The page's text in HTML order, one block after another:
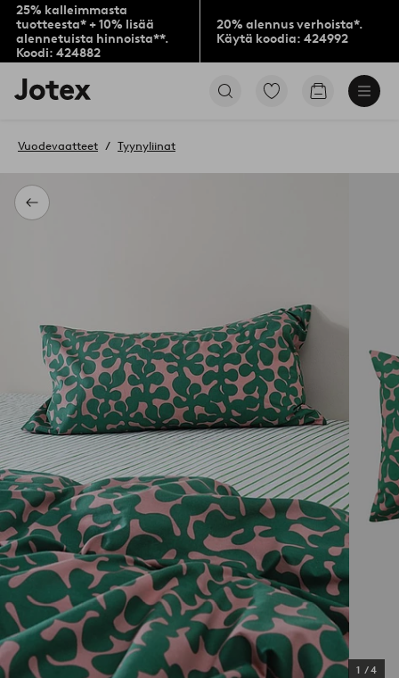
25% kalleimmasta
tuotteesta* + 10% lisää
alennetuista hinnoista**.
Koodi: 424882
20% alennus verhoista*.
Käytä koodia: 424992
Jotex-
logo
aloitussivulle
Siirry
Siirry
Takaisin
Vuodevaatteet Tyynyliinat
1 /4